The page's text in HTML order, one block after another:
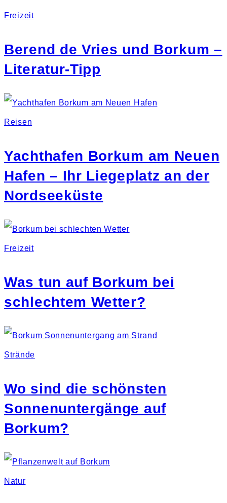
Freizeit
Berend de Vries und Borkum –
Literatur-Tipp
Reisen
Yachthafen Borkum am Neuen
Hafen – Ihr Liegeplatz an der
Nordseeküste
Freizeit
Was tun auf Borkum bei
schlechtem Wetter?
Strände
Wo sind die schönsten
Sonnenuntergänge auf
Borkum?
Natur